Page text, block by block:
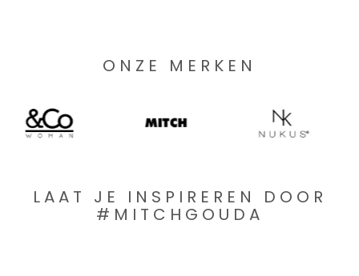
ONZE MERKEN
LAAT JE INSPIREREN DOOR
#MITCHGOUDA